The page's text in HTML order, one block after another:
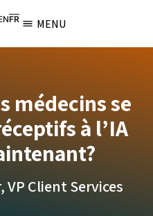
FR MENU
médecins se
à l’IA
VP Client Services